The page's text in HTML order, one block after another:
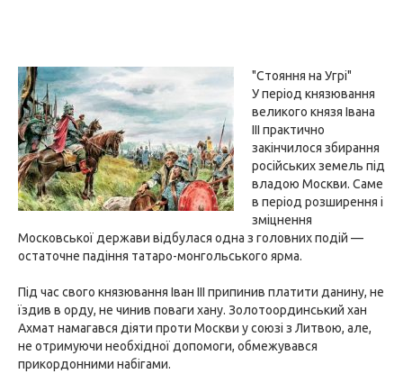
"Стояння на Угрі"
У період князювання
великого князя Івана
III практично
закінчилося збирання
російських земель під
владою Москви. Саме
в період розширення і
зміцнення
Московської держави відбулася одна з головних подій —
остаточне падіння татаро-монгольського ярма.
Під час свого князювання Іван III припинив платити данину, не
їздив в орду, не чинив поваги хану. Золотоординський хан
Ахмат намагався діяти проти Москви у союзі з Литвою, але,
не отримуючи необхідної допомоги, обмежувався
прикордонними набігами.